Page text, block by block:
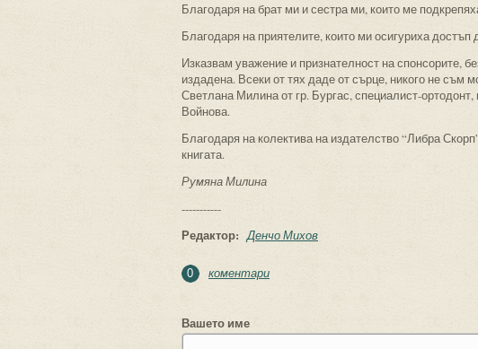
Благодаря на брат ми и сестра ми, които ме
Благодаря на приятелите, които ми осигуриха
Изказвам уважение и признателност на спонсорите,
издадена. Всеки от тях даде от сърце, никого не
Светлана Милина от гр. Бургас, специалист-
Войнова.
Благодаря на колектива на издателство “Либра
книгата.
Румяна Милина
-----------
Редактор: Денчо Михов
0 коментари
Вашето име